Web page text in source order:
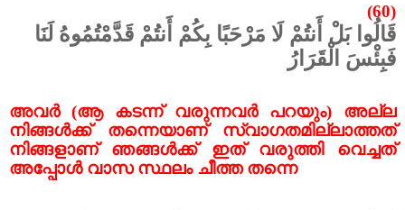
(60)
قَالُوا بَلْ أَنتُمْ لَا مَرْحَبًا بِكُمْ أَنتُمْ قَدَّمْتُمُوهُ لَنَا
فَبِئْسَ الْقَرَارُ
അവർ (ആ കടന്ന് വരുന്നവർ പറയും) അല്ല
നിങ്ങൾക്ക് തന്നെയാണ് സ്വാഗതമില്ലാത്തത്
നിങ്ങളാണ് ഞങ്ങൾക്ക് ഇത് വരുത്തി വെച്ചത്
അപ്പോൾ വാസ സ്ഥലം ചീത്ത തന്നെ